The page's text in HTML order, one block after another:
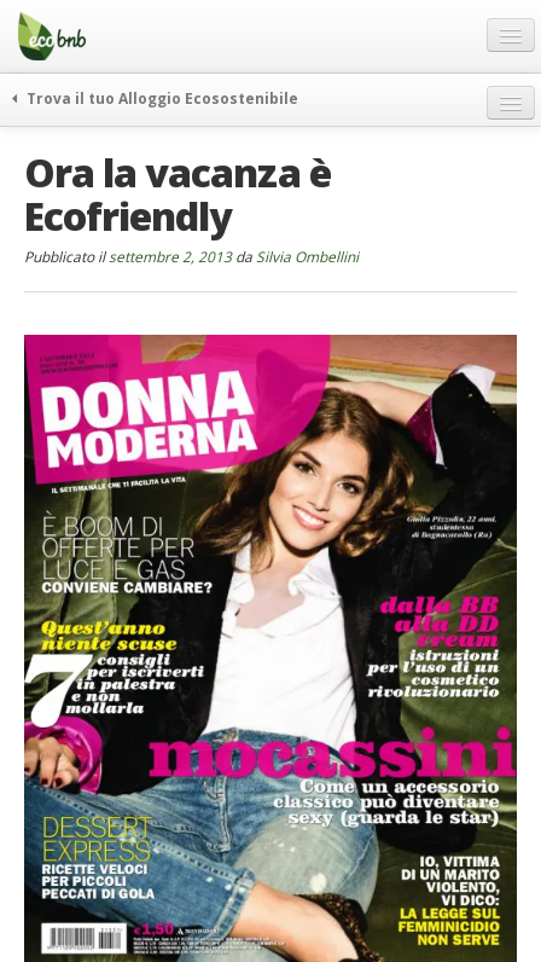
Menu
Salta
contenuto
Offerte Speciali
Regali
FAQ
Chi Siamo
Partner
Contatti
Italiano
German
English
Spanish
French
Italiano
Trova il tuo Alloggio Ecosostenibile
itinerari
curiosità
vivere e viaggiare verde
rassegna stampa
Ora la vacanza è
Ecofriendly
Pubblicato ilsettembre 2, 2013da Silvia Ombellini